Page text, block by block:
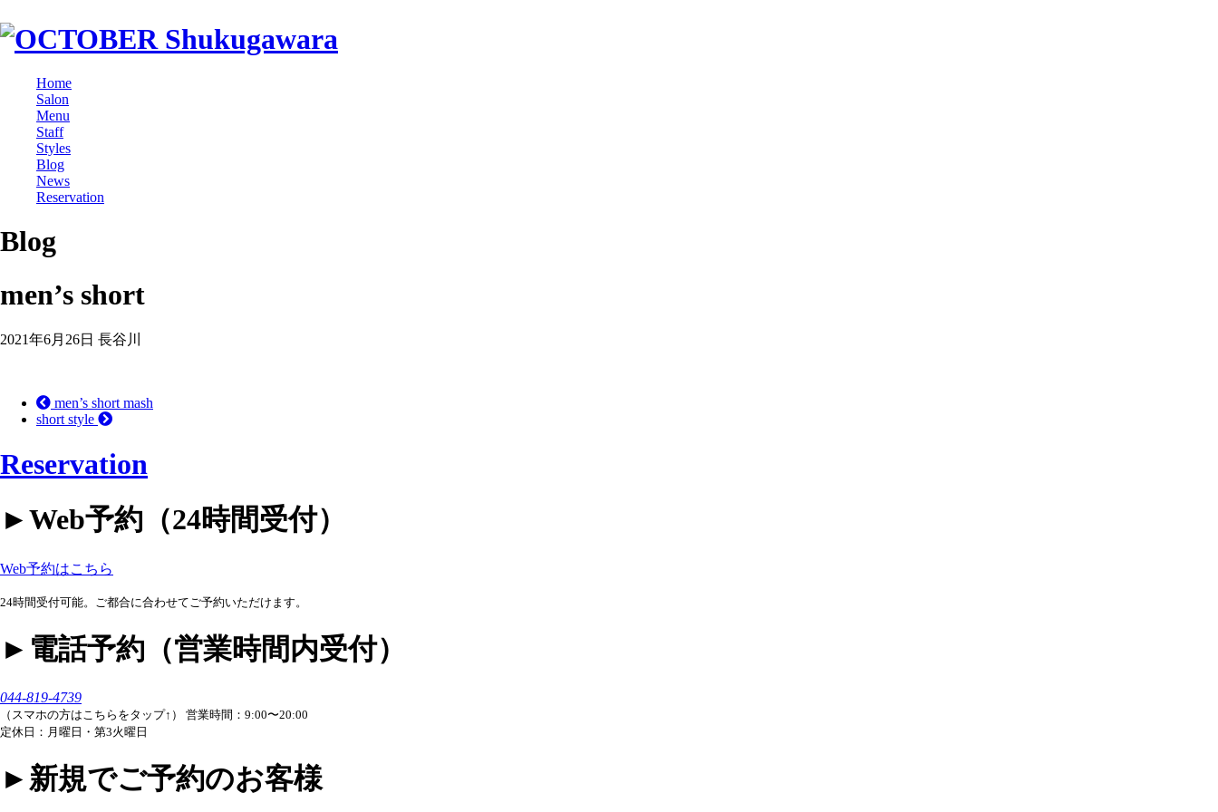
Home
Salon
Menu
Staff
Styles
Blog
News
Reservation
Blog
men’s short
2021年6月26日 長谷川
men’s short mash
short style
Reservation
►︎Web予約（24時間受付）
Web予約はこちら
24時間受付可能。ご都合に合わせてご予約いただけます。
►︎電話予約（営業時間内受付）
044-819-4739
（スマホの方はこちらをタップ↑）
営業時間：9:00〜20:00
定休日：月曜日・第3火曜日
►︎新規でご予約のお客様